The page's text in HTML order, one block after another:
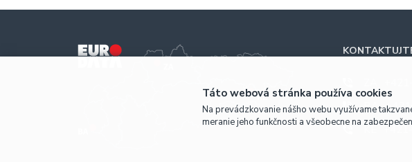
BA
Táto webová stránka používa cookies
Na prevádzkovanie nášho webu využívame
meranie jeho funkčnosti a všeobecne na